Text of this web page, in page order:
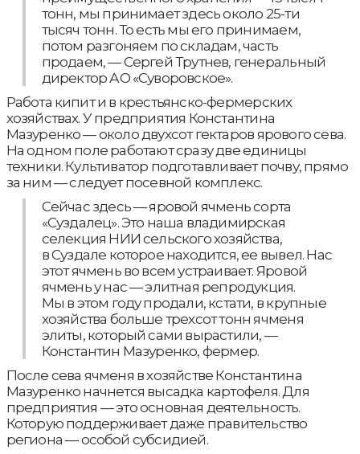
тонн, мы принимает здесь около 25-ти
тысяч тонн. То есть мы его принимаем,
потом разгоняем по складам, часть
продаем, — Сергей Трутнев, генеральный
директор АО «Суворовское».
Работа кипит и в крестьянско-фермерских
хозяйствах. У предприятия Константина
Мазуренко — около двухсот гектаров ярового сева.
На одном поле работают сразу две единицы
техники. Культиватор подготавливает почву, прямо
за ним — следует посевной комплекс.
Сейчас здесь — яровой ячмень сорта
«Суздалец». Это наша владимирская
селекция НИИ сельского хозяйства,
в Суздале которое находится, ее вывел. Нас
этот ячмень во всем устраивает. Яровой
ячмень у нас — элитная репродукция.
Мы в этом году продали, кстати, в крупные
хозяйства больше трехсот тонн ячменя
элиты, который сами вырастили, —
Константин Мазуренко, фермер.
После сева ячменя в хозяйстве Константина
Мазуренко начнется высадка картофеля. Для
предприятия — это основная деятельность.
Которую поддерживает даже правительство
региона — особой субсидией.